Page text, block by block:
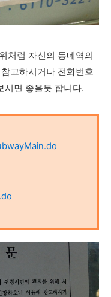
처럼 자신의 동네역의
고하시거나 전화번호
시면 좋을듯 합니다.